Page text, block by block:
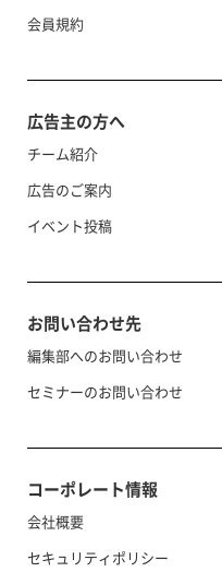
会員規約
広告主の方へ
チーム紹介
広告のご案内
イベント投稿
お問い合わせ先
編集部へのお問い合わせ
セミナーのお問い合わせ
コーポレート情報
会社概要
セキュリティポリシー